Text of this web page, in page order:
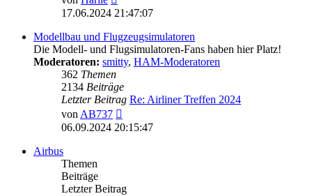
Beitrag
17.06.2024 21:47:07
Modellbau und Flugzeugsimulatoren
Die Modell- und Flugsimulatoren-Fans haben hier Platz!
Moderatoren: smitty, HAM-Moderatoren
362 Themen
2134 Beiträge
Letzter Beitrag Re: Airliner Treffen 2024
vonAB737
Beitrag
06.09.2024 20:15:47
Airbus
Themen
Beiträge
Letzter Beitrag